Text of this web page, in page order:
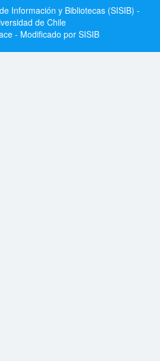
Información y Bibliotecas (SISIB) -
de Chile
- Modificado por SISIB